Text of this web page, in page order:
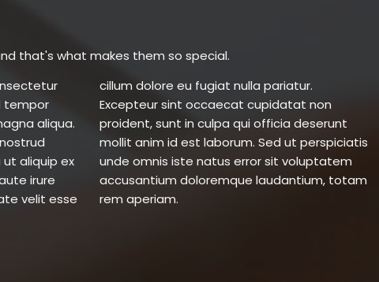
that's what makes them so special.
tempor
aliqua.
aliquip ex
irure
velit esse
non
deserunt
voluptatem
totam
rem aperiam.